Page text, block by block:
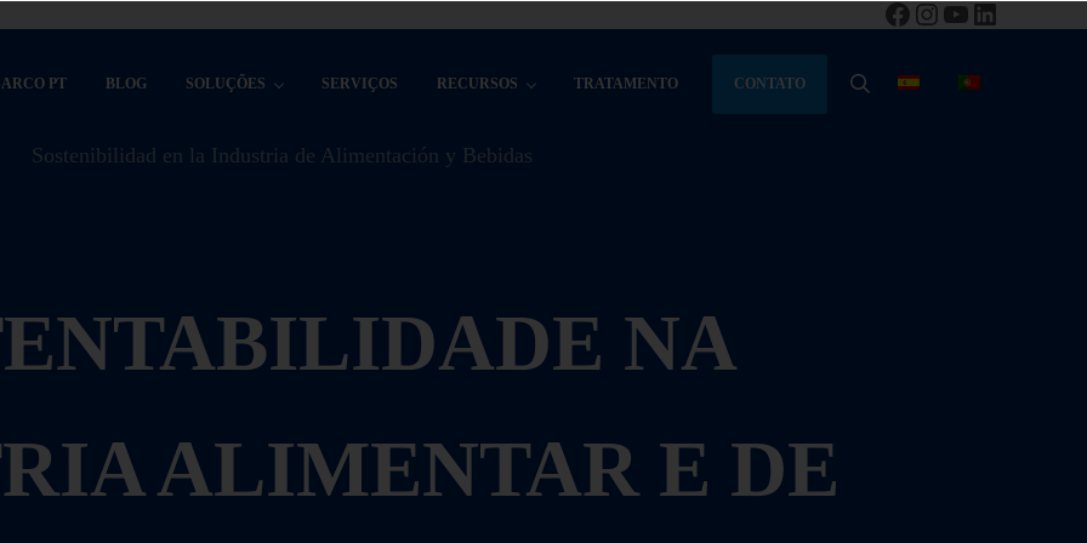
Facebook
Instagram
YouTube
LinkedIn
PT BLOG SOLUÇÕES SERVIÇOS RECURSOS TRATAMENTO CONTATO PESQUISA
NA
ALIMENTAR E DE